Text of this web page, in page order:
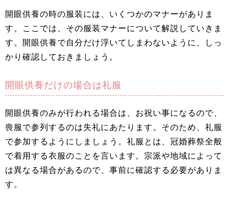
開眼供養の時の服装には、いくつかのマナーがありま
す。ここでは、その服装マナーについて解説していきま
す。開眼供養で自分だけ浮いてしまわないように、しっ
かり確認しておきましょう。
開眼供養だけの場合は礼服
開眼供養のみが行われる場合は、お祝い事になるので、
喪服で参列するのは失礼にあたります。そのため、礼服
で参加するようにしましょう。礼服とは、冠婚葬祭全般
で着用する衣服のことを言います。宗派や地域によって
は異なる場合があるので、事前に確認する必要がありま
す。